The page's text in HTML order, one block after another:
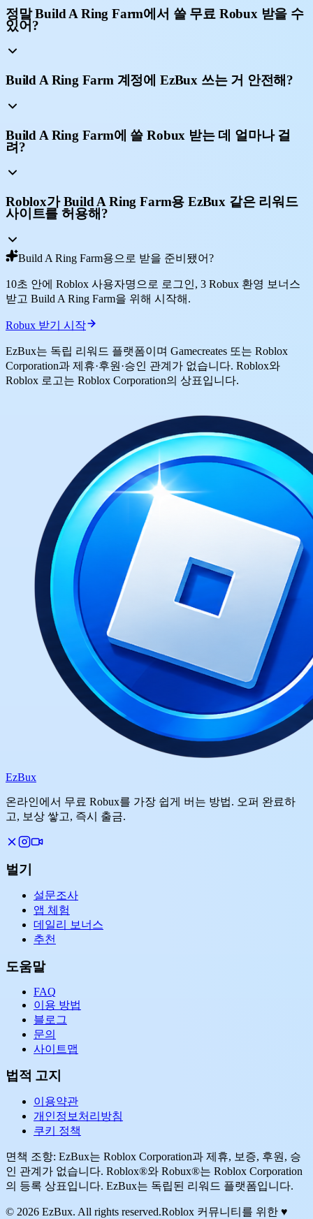
정말 Build A Ring Farm에서 쓸 무료 Robux 받을 수
있어?
Build A Ring Farm 계정에 EzBux 쓰는 거 안전해?
Build A Ring Farm에 쓸 Robux 받는 데 얼마나 걸
려?
Roblox가 Build A Ring Farm용 EzBux 같은 리워드
사이트를 허용해?
Build A Ring Farm용으로 받을 준비됐어?
10초 안에 Roblox 사용자명으로 로그인, 3 Robux 환영 보너스
받고 Build A Ring Farm을 위해 시작해.
Robux 받기 시작
EzBux는 독립 리워드 플랫폼이며 Gamecreates 또는 Roblox
Corporation과 제휴·후원·승인 관계가 없습니다. Roblox와
Roblox 로고는 Roblox Corporation의 상표입니다.
EzBux
온라인에서 무료 Robux를 가장 쉽게 버는 방법. 오퍼 완료하
고, 보상 쌓고, 즉시 출금.
벌기
설문조사
앱 체험
데일리 보너스
추천
도움말
FAQ
이용 방법
블로그
문의
사이트맵
법적 고지
이용약관
개인정보처리방침
쿠키 정책
면책 조항: EzBux는 Roblox Corporation과 제휴, 보증, 후원, 승
인 관계가 없습니다. Roblox®와 Robux®는 Roblox Corporation
의 등록 상표입니다. EzBux는 독립된 리워드 플랫폼입니다.
© 2026 EzBux. All rights reserved.Roblox 커뮤니티를 위한 ♥